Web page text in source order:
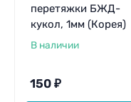
перетяжки БЖД-
кукол, 1мм (Корея)
В наличии
150 ₽